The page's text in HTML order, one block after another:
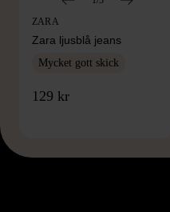
ZARA
Zara ljusblå jeans
Mycket gott skick
129 kr